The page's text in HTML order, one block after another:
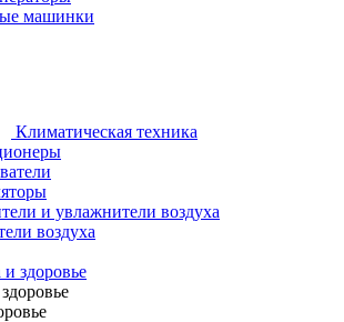
машинки
Климатическая техника
и увлажнители воздуха
воздуха
и здоровье